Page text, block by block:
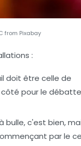
from Pixabay
:
doit être celle de
côté pour le
bulle, c'est bien,
par le